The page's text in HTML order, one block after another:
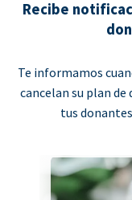
Recibe
Te informamos
cancelan su plan
tus